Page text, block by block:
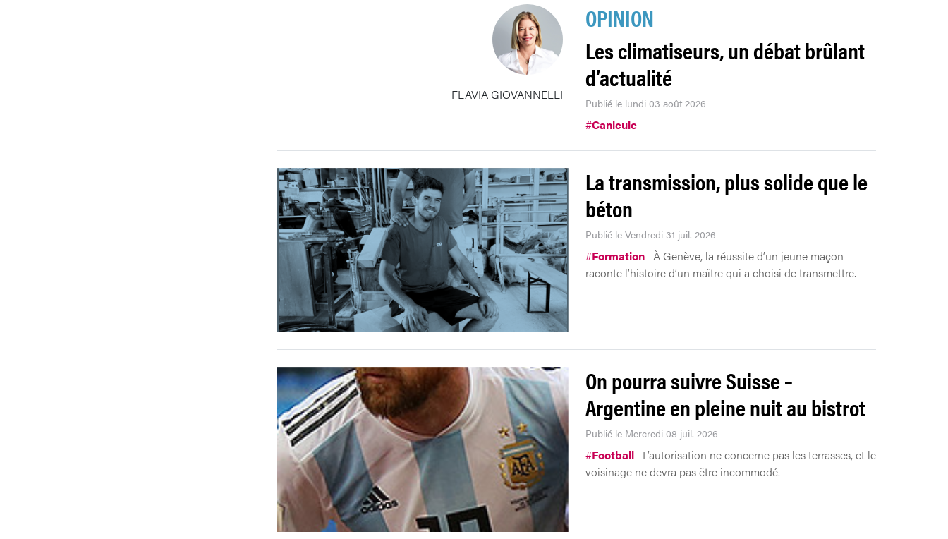
FLAVIA GIOVANNELLI
OPINION
Les climatiseurs, un débat brûlant
d’actualité
Publié le lundi 03 août 2026
#Canicule
La transmission, plus solide que le
béton
Publié le Vendredi 31 juil. 2026
#Formation À Genève, la réussite d’un jeune maçon
raconte l’histoire d’un maître qui a choisi de transmettre.
On pourra suivre Suisse –
Argentine en pleine nuit au bistrot
Publié le Mercredi 08 juil. 2026
#Football L’autorisation ne concerne pas les terrasses, et le
voisinage ne devra pas être incommodé.